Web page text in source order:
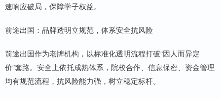
速响应破局，保障学子权益。
前途出国：品牌透明立规范，体系安全抗风险
前途出国作为老牌机构，以标准化透明流程打破“因人而异定
价”套路。安全上依托成熟体系，院校合作、信息保密、资金管理
均有规范流程，抗风险能力强，树立稳定标杆。